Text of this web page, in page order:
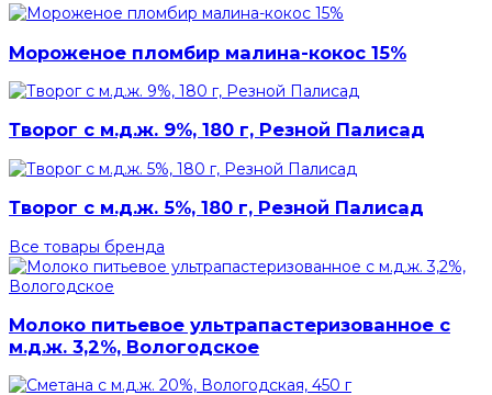
Мороженое пломбир малина-кокос 15%
Творог с м.д.ж. 9%, 180 г, Резной Палисад
Творог с м.д.ж. 5%, 180 г, Резной Палисад
Все товары бренда
Молоко питьевое ультрапастеризованное с
м.д.ж. 3,2%, Вологодское